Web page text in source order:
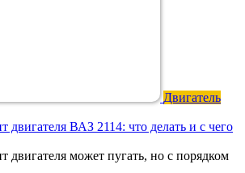
Двигатель
двигателя ВАЗ 2114: что делать и с чего
двигателя может пугать, но с порядком